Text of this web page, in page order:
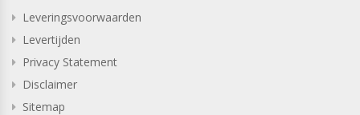
Leveringsvoorwaarden
Levertijden
Privacy Statement
Disclaimer
Sitemap